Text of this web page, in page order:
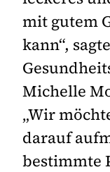
mit gutem
kann“, sagte
Michelle
„Wir
darauf
bestimmte